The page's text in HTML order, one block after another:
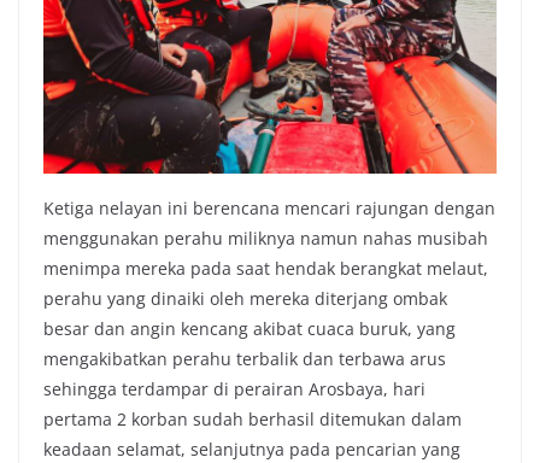
Ketiga nelayan ini berencana mencari rajungan dengan
menggunakan perahu miliknya namun nahas musibah
menimpa mereka pada saat hendak berangkat melaut,
perahu yang dinaiki oleh mereka diterjang ombak
besar dan angin kencang akibat cuaca buruk, yang
mengakibatkan perahu terbalik dan terbawa arus
sehingga terdampar di perairan Arosbaya, hari
pertama 2 korban sudah berhasil ditemukan dalam
keadaan selamat, selanjutnya pada pencarian yang